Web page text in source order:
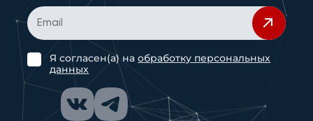
Я согласен(а) наобработку персональных
данных